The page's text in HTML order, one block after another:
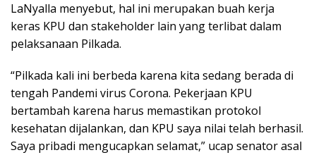
LaNyalla menyebut, hal ini merupakan buah kerja
keras KPU dan stakeholder lain yang terlibat dalam
pelaksanaan Pilkada.
“Pilkada kali ini berbeda karena kita sedang berada di
tengah Pandemi virus Corona. Pekerjaan KPU
bertambah karena harus memastikan protokol
kesehatan dijalankan, dan KPU saya nilai telah berhasil.
Saya pribadi mengucapkan selamat,” ucap senator asal